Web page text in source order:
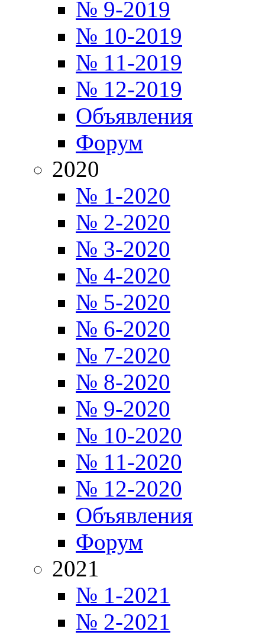
№ 9-2019
№ 10-2019
№ 11-2019
№ 12-2019
Объявления
Форум
2020
№ 1-2020
№ 2-2020
№ 3-2020
№ 4-2020
№ 5-2020
№ 6-2020
№ 7-2020
№ 8-2020
№ 9-2020
№ 10-2020
№ 11-2020
№ 12-2020
Объявления
Форум
2021
№ 1-2021
№ 2-2021